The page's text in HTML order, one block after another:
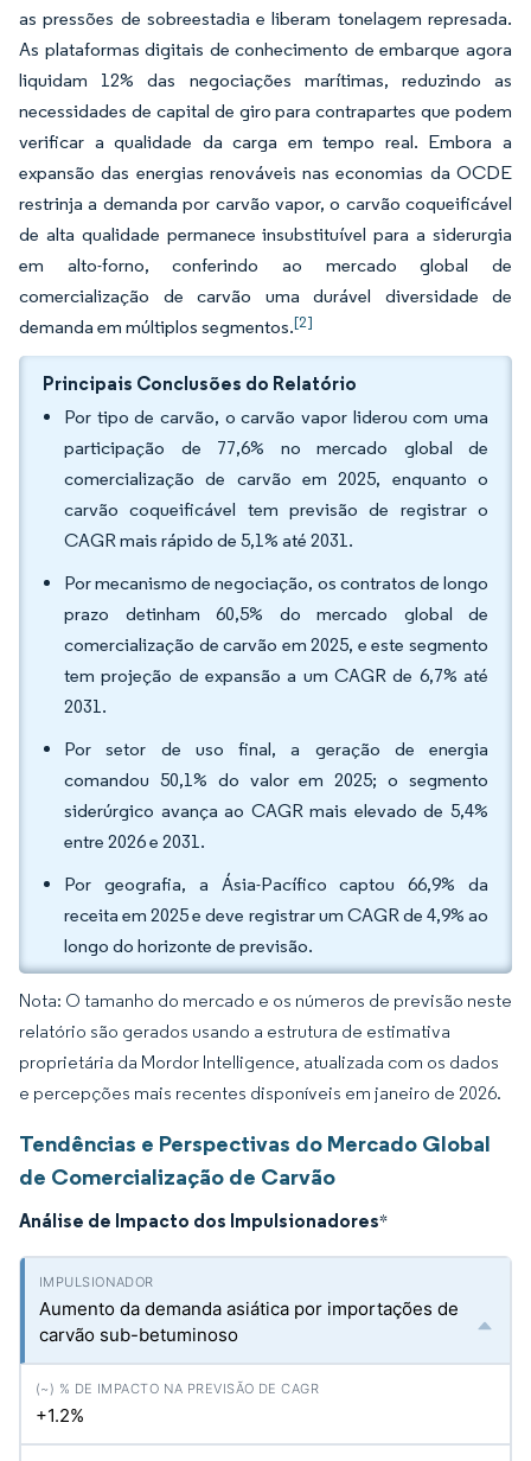
as pressões de sobreestadia e liberam tonelagem represada.
As plataformas digitais de conhecimento de embarque agora
liquidam 12% das negociações marítimas, reduzindo as
necessidades de capital de giro para contrapartes que podem
verificar a qualidade da carga em tempo real. Embora a
expansão das energias renováveis nas economias da OCDE
restrinja a demanda por carvão vapor, o carvão coqueificável
de alta qualidade permanece insubstituível para a siderurgia
em alto-forno, conferindo ao mercado global de
comercialização de carvão uma durável diversidade de
demanda em múltiplos segmentos.[2]
Principais Conclusões do Relatório
Por tipo de carvão, o carvão vapor liderou com uma
participação de 77,6% no mercado global de
comercialização de carvão em 2025, enquanto o
carvão coqueificável tem previsão de registrar o
CAGR mais rápido de 5,1% até 2031.
Por mecanismo de negociação, os contratos de longo
prazo detinham 60,5% do mercado global de
comercialização de carvão em 2025, e este segmento
tem projeção de expansão a um CAGR de 6,7% até
2031.
Por setor de uso final, a geração de energia
comandou 50,1% do valor em 2025; o segmento
siderúrgico avança ao CAGR mais elevado de 5,4%
entre 2026 e 2031.
Por geografia, a Ásia-Pacífico captou 66,9% da
receita em 2025 e deve registrar um CAGR de 4,9% ao
longo do horizonte de previsão.
Nota: O tamanho do mercado e os números de previsão neste
relatório são gerados usando a estrutura de estimativa
proprietária da Mordor Intelligence, atualizada com os dados
e percepções mais recentes disponíveis em janeiro de 2026.
Tendências e Perspectivas do Mercado Global
de Comercialização de Carvão
Análise de Impacto dos Impulsionadores*
Aumento da demanda asiática por importações de
carvão sub-betuminoso
+1.2%